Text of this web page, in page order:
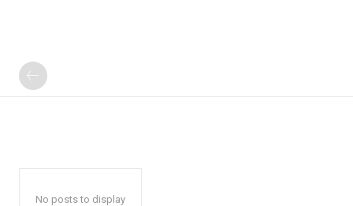
No posts to display